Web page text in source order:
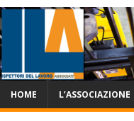
HOME L’ASSOCIAZIONE